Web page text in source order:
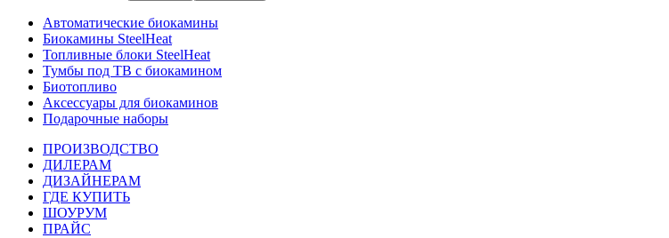
Автоматические биокамины
Биокамины SteelHeat
Топливные блоки SteelHeat
Тумбы под ТВ с биокамином
Биотопливо
Аксессуары для биокаминов
Подарочные наборы
ПРОИЗВОДСТВО
ДИЛЕРАМ
ДИЗАЙНЕРАМ
ГДЕ КУПИТЬ
ШОУРУМ
ПРАЙС